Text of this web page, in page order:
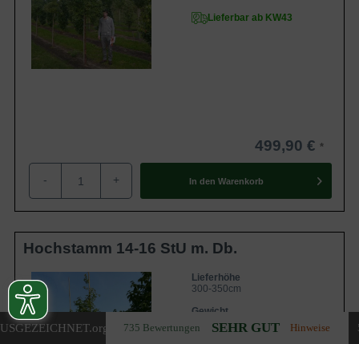
.org 735 Bewertungen SEHR GUT Hinweise
Lieferbar ab KW43
499,90 €
- + In den Warenkorb
Hochstamm 14-16 StU m. Db.
Lieferhöhe
300-350cm
Gewicht
ca. 70 kg